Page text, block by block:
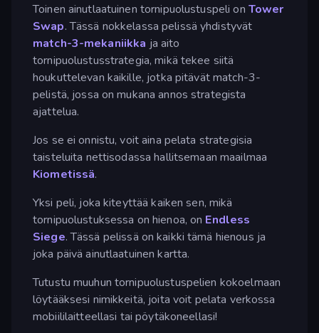
Toinen ainutlaatuinen tornipuolustuspeli on Tower
Swap. Tässä nokkelassa pelissä yhdistyvät
match-3-mekaniikka ja aito
tornipuolustusstrategia, mikä tekee siitä
houkuttelevan kaikille, jotka pitävät match-3-
pelistä, jossa on mukana annos strategista
ajattelua.
Jos se ei onnistu, voit aina pelata strategisia
taisteluita nettisodassa hallitsemaan maailmaa
Kiometissä.
Yksi peli, joka kiteyttää kaiken sen, mikä
tornipuolustuksessa on hienoa, on Endless
Siege. Tässä pelissä on kaikki tämä hienous ja
joka päivä ainutlaatuinen kartta.
Tutustu muuhun tornipuolustuspelien kokoelmaan
löytääksesi nimikkeitä, joita voit pelata verkossa
mobiililaitteellasi tai pöytäkoneellasi!